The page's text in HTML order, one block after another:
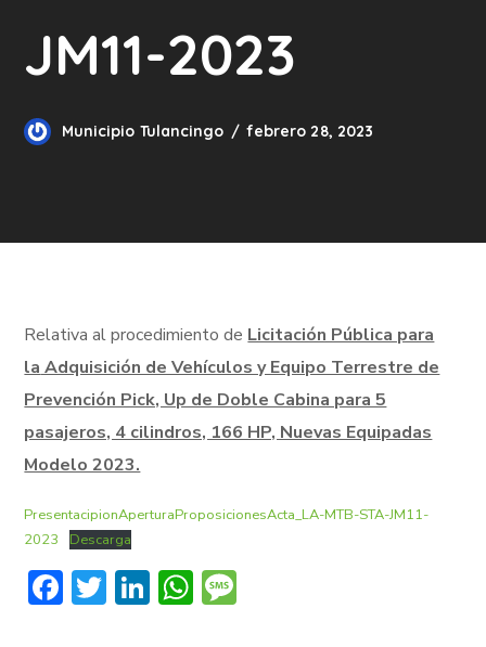
JM11-2023
Municipio Tulancingo febrero 28, 2023
Relativa al procedimiento de Licitación Pública para
la Adquisición de Vehículos y Equipo Terrestre de
Prevención Pick, Up de Doble Cabina para 5
pasajeros, 4 cilindros, 166 HP, Nuevas Equipadas
Modelo 2023.
PresentacipionAperturaProposicionesActa_LA-MTB-STA-JM11-
2023
Descarga
Facebook
Twitter
LinkedIn
WhatsApp